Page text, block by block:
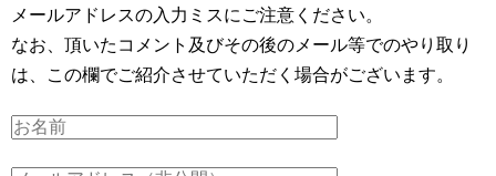
メールアドレスの入力ミスにご注意ください。
なお、頂いたコメント及びその後のメール等でのやり取り
は、この欄でご紹介させていただく場合がございます。